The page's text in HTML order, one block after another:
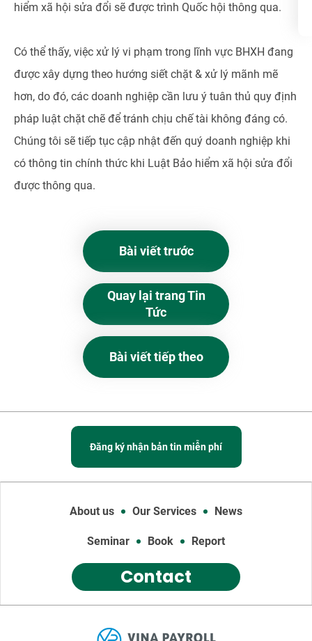
hiểm xã hội sửa đổi sẽ được trình Quốc hội thông qua.
Có thể thấy, việc xử lý vi phạm trong lĩnh vực BHXH đang
được xây dựng theo hướng siết chặt & xử lý mãnh mẽ
hơn, do đó, các doanh nghiệp cần lưu ý tuân thủ quy định
pháp luật chặt chẽ để tránh chịu chế tài không đáng có.
Chúng tôi sẽ tiếp tục cập nhật đến quý doanh nghiệp khi
có thông tin chính thức khi Luật Bảo hiểm xã hội sửa đổi
được thông qua.
Bài viết trước
Quay lại trang Tin
Tức
Bài viết tiếp theo
Đăng ký nhận bản tin miễn phí
About us Our Services News
Seminar Book Report
Contact